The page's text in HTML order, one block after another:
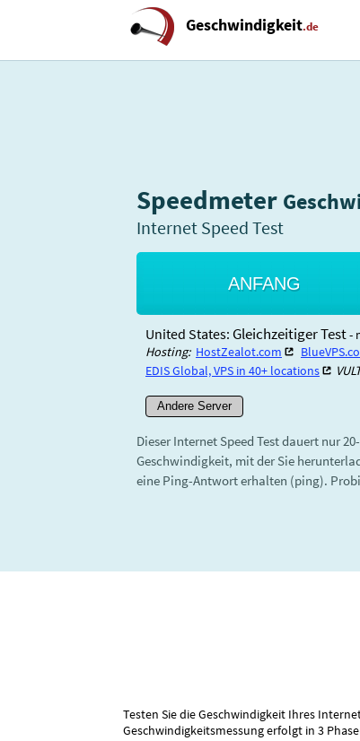
Geschwindigkeit.de
Speedmeter
Internet Speed Test
ANFANG
United States: Gleichzeitiger Test-
Hosting: HostZealot.com
EDIS Global, VPS in 40+ locations
Andere Server
Dieser Internet Speed Test dauert nur
Geschwindigkeit, mit der Sie
eine Ping-Antwort erhalten (ping).
Testen Sie die Geschwindigkeit Ihres
Geschwindigkeitsmessung erfolgt in 3